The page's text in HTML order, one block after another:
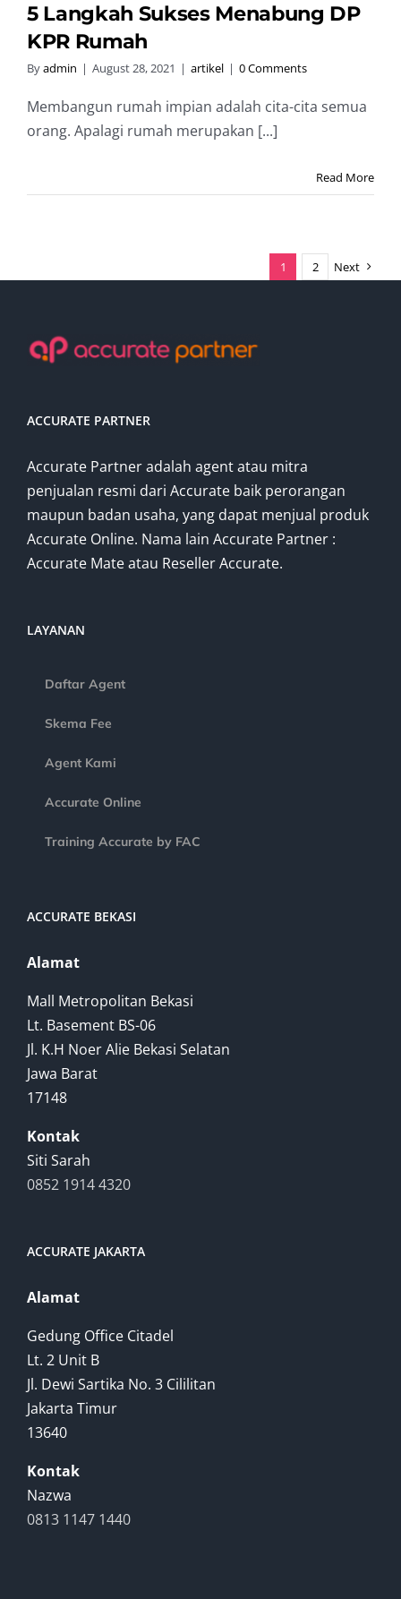
5 Langkah Sukses Menabung DP
KPR Rumah
Byadmin | August 28, 2021 | artikel | 0 Comments
Membangun rumah impian adalah cita-cita semua
orang. Apalagi rumah merupakan [...]
Read More
1 2 Next
ACCURATE PARTNER
Accurate Partner adalah agent atau mitra
penjualan resmi dari Accurate baik perorangan
maupun badan usaha, yang dapat menjual produk
Accurate Online. Nama lain Accurate Partner :
Accurate Mate atau Reseller Accurate.
LAYANAN
Daftar Agent
Skema Fee
Agent Kami
Accurate Online
Training Accurate by FAC
ACCURATE BEKASI
Alamat
Mall Metropolitan Bekasi
Lt. Basement BS-06
Jl. K.H Noer Alie Bekasi Selatan
Jawa Barat
17148
Kontak
Siti Sarah
0852 1914 4320
ACCURATE JAKARTA
Alamat
Gedung Office Citadel
Lt. 2 Unit B
Jl. Dewi Sartika No. 3 Cililitan
Jakarta Timur
13640
Kontak
Nazwa
0813 1147 1440